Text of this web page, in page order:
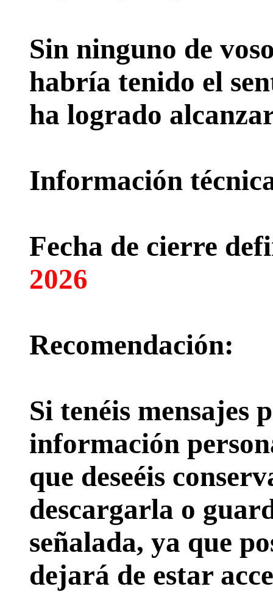
Sin ninguno de
habría tenido el
ha logrado
Información
Fecha de cierre
2026
Recomendación:
Si tenéis mensajes
información
que deseéis
descargarla o
señalada, ya que
dejará de estar